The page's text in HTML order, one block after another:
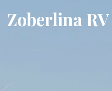
Zoberlina RV